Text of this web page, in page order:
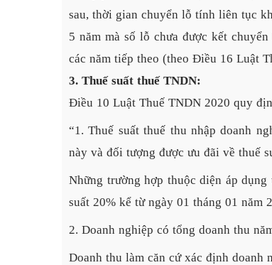
sau, thời gian chuyển lỗ tính liên tục
5 năm mà số lỗ chưa được kết
các năm tiếp theo (theo Điều 16 Luật
3. Thuế suất thuế TNDN:
Điều 10 Luật Thuế TNDN 2020 quy
“1. Thuế suất thuế thu nhập doanh
này và đối tượng được ưu đãi về thuế
Những trường hợp thuộc diện áp
suất 20% kể từ ngày 01 tháng 01 năm
2. Doanh nghiệp có tổng doanh thu
Doanh thu làm căn cứ xác định doanh